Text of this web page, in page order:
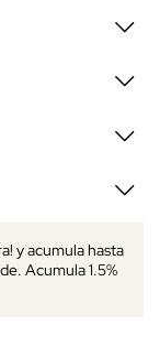
y acumula hasta
Acumula 1.5%